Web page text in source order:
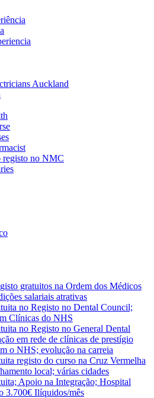
Auckland
registo no NMC
gratuitos na Ordem dos Médicos
salariais atrativas
no Registo no Dental Council;
Clínicas do NHS
no Registo no General Dental
em rede de clínicas de prestígio
o NHS; evolução na carreia
registo do curso na Cruz Vermelha
local; várias cidades
Apoio na Integração; Hospital
3.700€ Ilíquidos/mês